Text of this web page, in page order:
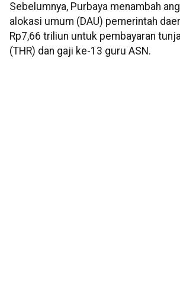
Sebelumnya, Purbaya menambah
alokasi umum (DAU) pemerintah
Rp7,66 triliun untuk pembayaran
(THR) dan gaji ke-13 guru ASN.